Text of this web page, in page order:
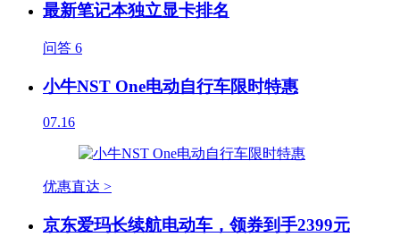
最新笔记本独立显卡排名
问答 6
小牛NST One电动自行车限时特惠
07.16
优惠直达 >
京东爱玛长续航电动车，领券到手2399元